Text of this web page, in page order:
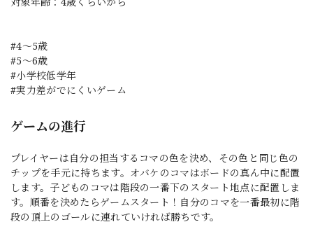
#4〜5歳
#5〜6歳
#小学校低学年
#実力差がでにくいゲーム
ゲームの進行
プレイヤーは自分の担当するコマの色を決め、その色と同じ色の
チップを手元に持ちます。オバケのコマはボードの真ん中に配置
します。子どものコマは階段の一番下のスタート地点に配置しま
す。順番を決めたらゲームスタート！自分のコマを一番最初に階
段の頂上のゴールに連れていければ勝ちです。